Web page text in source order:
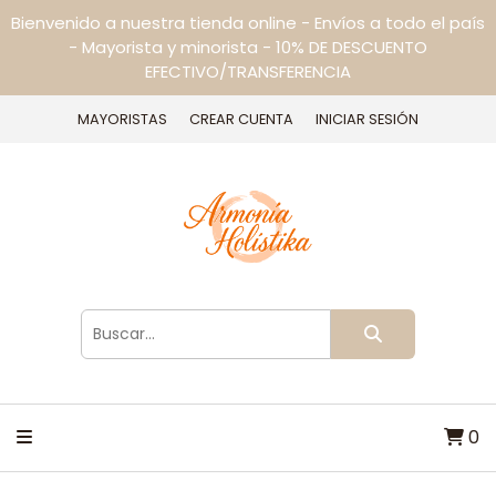
Bienvenido a nuestra tienda online - Envíos a todo el país
- Mayorista y minorista - 10% DE DESCUENTO
EFECTIVO/TRANSFERENCIA
MAYORISTAS CREAR CUENTA INICIAR SESIÓN
0